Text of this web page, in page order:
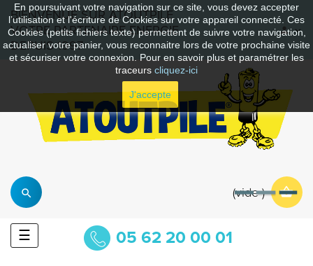
En poursuivant votre navigation sur ce site, vous devez accepter
l’utilisation et l'écriture de Cookies sur votre appareil connecté. Ces
Cookies (petits fichiers texte) permettent de suivre votre navigation,
actualiser votre panier, vous reconnaitre lors de votre prochaine visite
et sécuriser votre connexion. Pour en savoir plus et paramétrer les
traceurs cliquez-ici
J'accepte
BIENVENUE SUR ATOUTPILE
VOTRE PARTENAIRE ENERGIE
DEPUIS 1997
vide
Basculer
la
☰ 05 62 20 00 01